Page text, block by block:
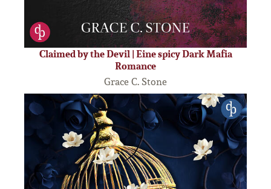
Claimed by the Devil | Eine spicy Dark Mafia
Romance
Grace C. Stone